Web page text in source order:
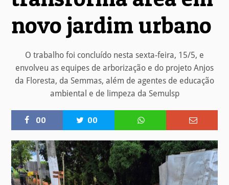
novo jardim urbano
O trabalho foi concluído nesta sexta-feira, 15/5, e
envolveu as equipes de arborização e do projeto Anjos
da Floresta, da Semmas, além de agentes de educação
ambiental e de limpeza da Semulsp
00 00